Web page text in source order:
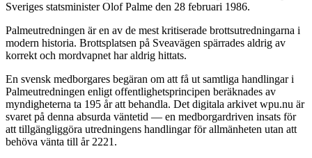
Sveriges statsminister Olof Palme den 28 februari 1986.
Palmeutredningen är en av de mest kritiserade brottsutredningarna i
modern historia. Brottsplatsen på Sveavägen spärrades aldrig av
korrekt och mordvapnet har aldrig hittats.
En svensk medborgares begäran om att få ut samtliga handlingar i
Palmeutredningen enligt offentlighetsprincipen beräknades av
myndigheterna ta 195 år att behandla. Det digitala arkivet wpu.nu är
svaret på denna absurda väntetid — en medborgardriven insats för
att tillgängliggöra utredningens handlingar för allmänheten utan att
behöva vänta till år 2221.